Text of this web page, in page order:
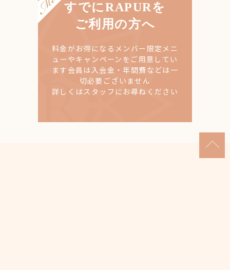
すでにRAPURを
ご利用の方へ
料金がお得になるメンバー限定メニ
ューやキャンペーンをご用意してい
ます 会員は入会金・年間費などは一
切必要ございません
詳しくはスタッフにお尋ねください